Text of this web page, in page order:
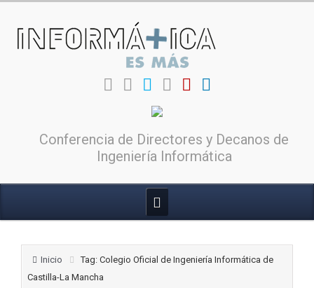
Conferencia de Directores y Decanos de
Ingeniería Informática
Inicio
Tag: Colegio Oficial de Ingeniería Informática de
Castilla-La Mancha